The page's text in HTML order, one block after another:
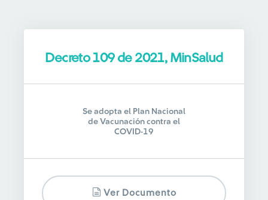
Decreto 109 de 2021, MinSalud
Se adopta el Plan Nacional
de Vacunación contra el
COVID-19
Ver Documento